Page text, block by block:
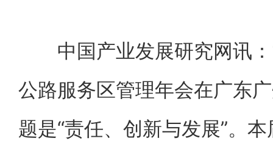
中国产业发展研究网讯：
公路服务区管理年会在广东
题是“责任、创新与发展”。